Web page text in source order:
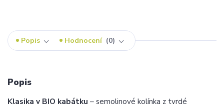
Popis Hodnocení 0
Popis
Klasika v BIO kabátku – semolinové kolínka z tvrdé